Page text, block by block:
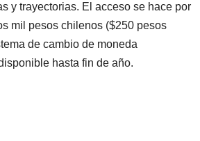
y trayectorias. El acceso se hace por
mil pesos chilenos ($250 pesos
de cambio de moneda
hasta fin de año.